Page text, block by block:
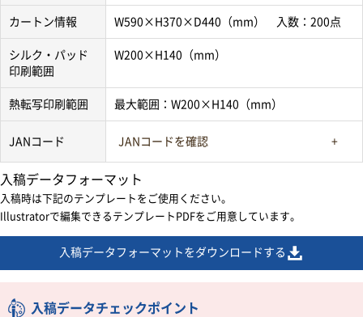
カートン情報 W590×H370×D440（mm） 入数：200点
シルク・パッド
印刷範囲
W200×H140（mm）
熱転写印刷範囲 最大範囲：W200×H140（mm）
JANコード JANコードを確認
入稿データフォーマット
入稿時は下記のテンプレートをご使用ください。
Illustratorで編集できるテンプレートPDFをご用意しています。
入稿データフォーマットをダウンロードする
入稿データチェックポイント